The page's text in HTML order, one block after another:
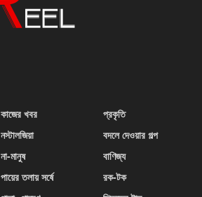
কাজের খবর
নস্টালজিয়া
না-মানুষ
পায়ের তলায় সর্ষে
প্রকৃতি
বদলে দেওয়ার গল্প
বাণিজ্য
রক-টক